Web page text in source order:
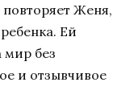
повторяет Женя,
Ей
мир без
и отзывчивое